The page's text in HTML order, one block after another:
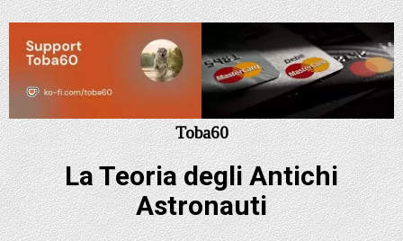
Toba60
La Teoria degli Antichi
Astronauti